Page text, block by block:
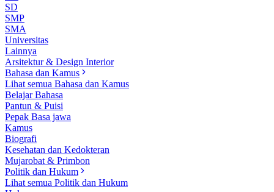
SD
SMP
SMA
Universitas
Lainnya
Arsitektur & Design Interior
Bahasa dan Kamus
Lihat semua Bahasa dan Kamus
Belajar Bahasa
Pantun & Puisi
Pepak Basa jawa
Kamus
Biografi
Kesehatan dan Kedokteran
Mujarobat & Primbon
Politik dan Hukum
Lihat semua Politik dan Hukum